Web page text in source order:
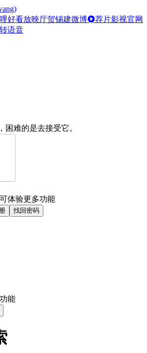
好看放映厅贺锡建微博
荐片影视官网
语音
困难的是去接受它。
体验更多功能
找回密码
能